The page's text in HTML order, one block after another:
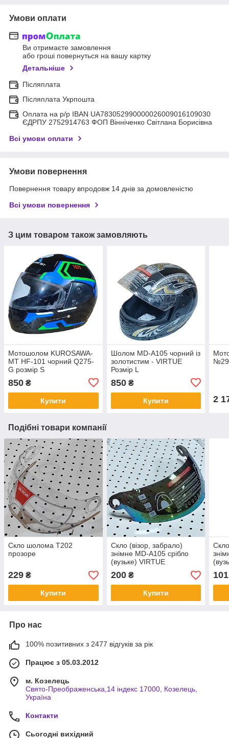
Умови оплати
Ви отримаєте замовлення
або гроші повернуться на вашу картку
Детальніше
Післяплата
Післяплата Укрпошта
Оплата на р/р IBAN UA783052990000026009016109030
ЄДРПУ 2752914763 ФОП Вінніченко Світлана Борисівна
Всі умови оплати
Умови повернення
Повернення товару впродовж 14 днів за домовленістю
Всі умови повернення
З цим товаром також замовляють
Мотошолом KUROSAWA-
MT HF-101 чорний Q275-
G розмір S
850 ₴
Купити
Шолом MD-А105 чорний із
золотистим - VIRTUE
Розмір L
850₴
Купити
№29
2
Подібні товари компанії
Скло шолома Т202
прозоре
229 ₴
Купити
Скло (візор, забрало)
знімне MD-А105 срібло
(вузьке) VIRTUE
200₴
Купити
101
Про нас
100% позитивних з 2477 відгуків за рік
Працює з 05.03.2012
м. Козелець
Свято-Преображенська,14 індекс 17000, Козелець,
Україна
Контакти
Сьогодні вихідний